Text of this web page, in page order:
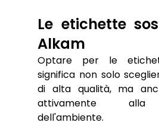
Le etichette
Alkam
Optare per le
significa non solo
di alta qualità, ma
attivamente alla
dell'ambiente.